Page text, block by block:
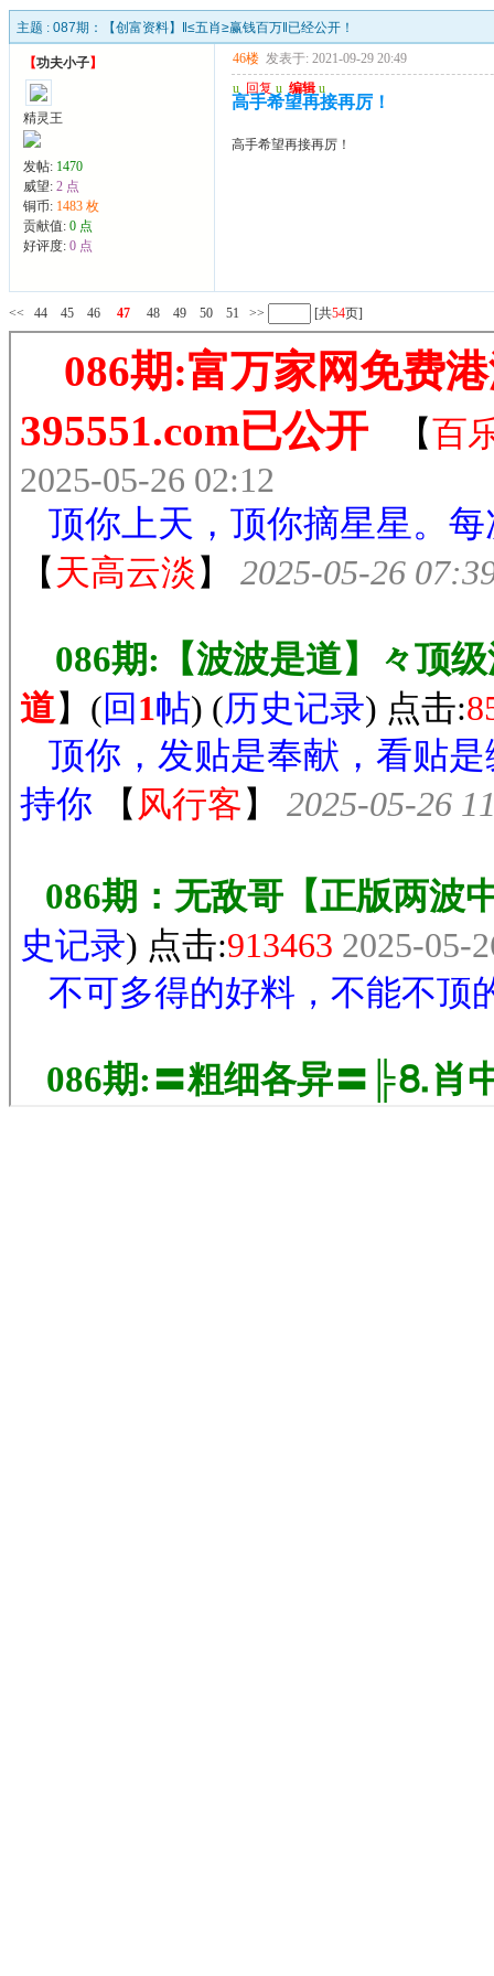
主题 : 087期：【创富资料】‖≤五肖≥赢钱百万‖已经公开！
【功夫小子】
精灵王
发帖: 1470
威望: 2 点
铜币: 1483 枚
贡献值: 0 点
好评度: 0 点
46楼 发表于: 2021-09-29 20:49
u 回复 u 编辑 u
高手希望再接再厉！
高手希望再接再厉！
<< 44 45 46 47 48 49 50 51 >> [共54页]